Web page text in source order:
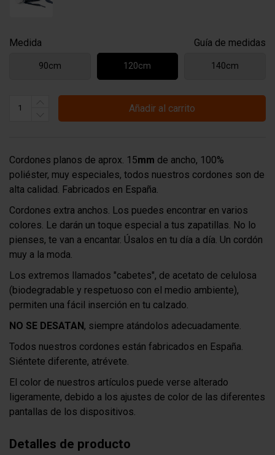
Guía de medidas
Medida
90cm 120cm 140cm
Añadir al carrito
Cordones planos de aprox. 15mm de ancho, 100%
poliéster, muy especiales, todos nuestros cordones son de
alta calidad. Fabricados en España.
Cordones extra anchos. Los puedes encontrar en varios
colores. Le darán un toque especial a tus zapatillas. No lo
pienses, te van a encantar. Úsalos en tu día a día. Un cordón
muy a la moda.
Los extremos llamados "cabetes", de acetato de celulosa
(biodegradable y respetuoso con el medio ambiente),
permiten una fácil inserción en tu calzado.
NO SE DESATAN, siempre atándolos adecuadamente.
Todos nuestros cordones están fabricados en España.
Siéntete diferente, atrévete.
El color de nuestros artículos puede verse alterado
ligeramente, debido a los ajustes de color de las diferentes
pantallas de los dispositivos.
Detalles de producto